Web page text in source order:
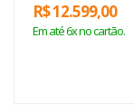
R$ 12.599,00
Em até 6x no cartão.